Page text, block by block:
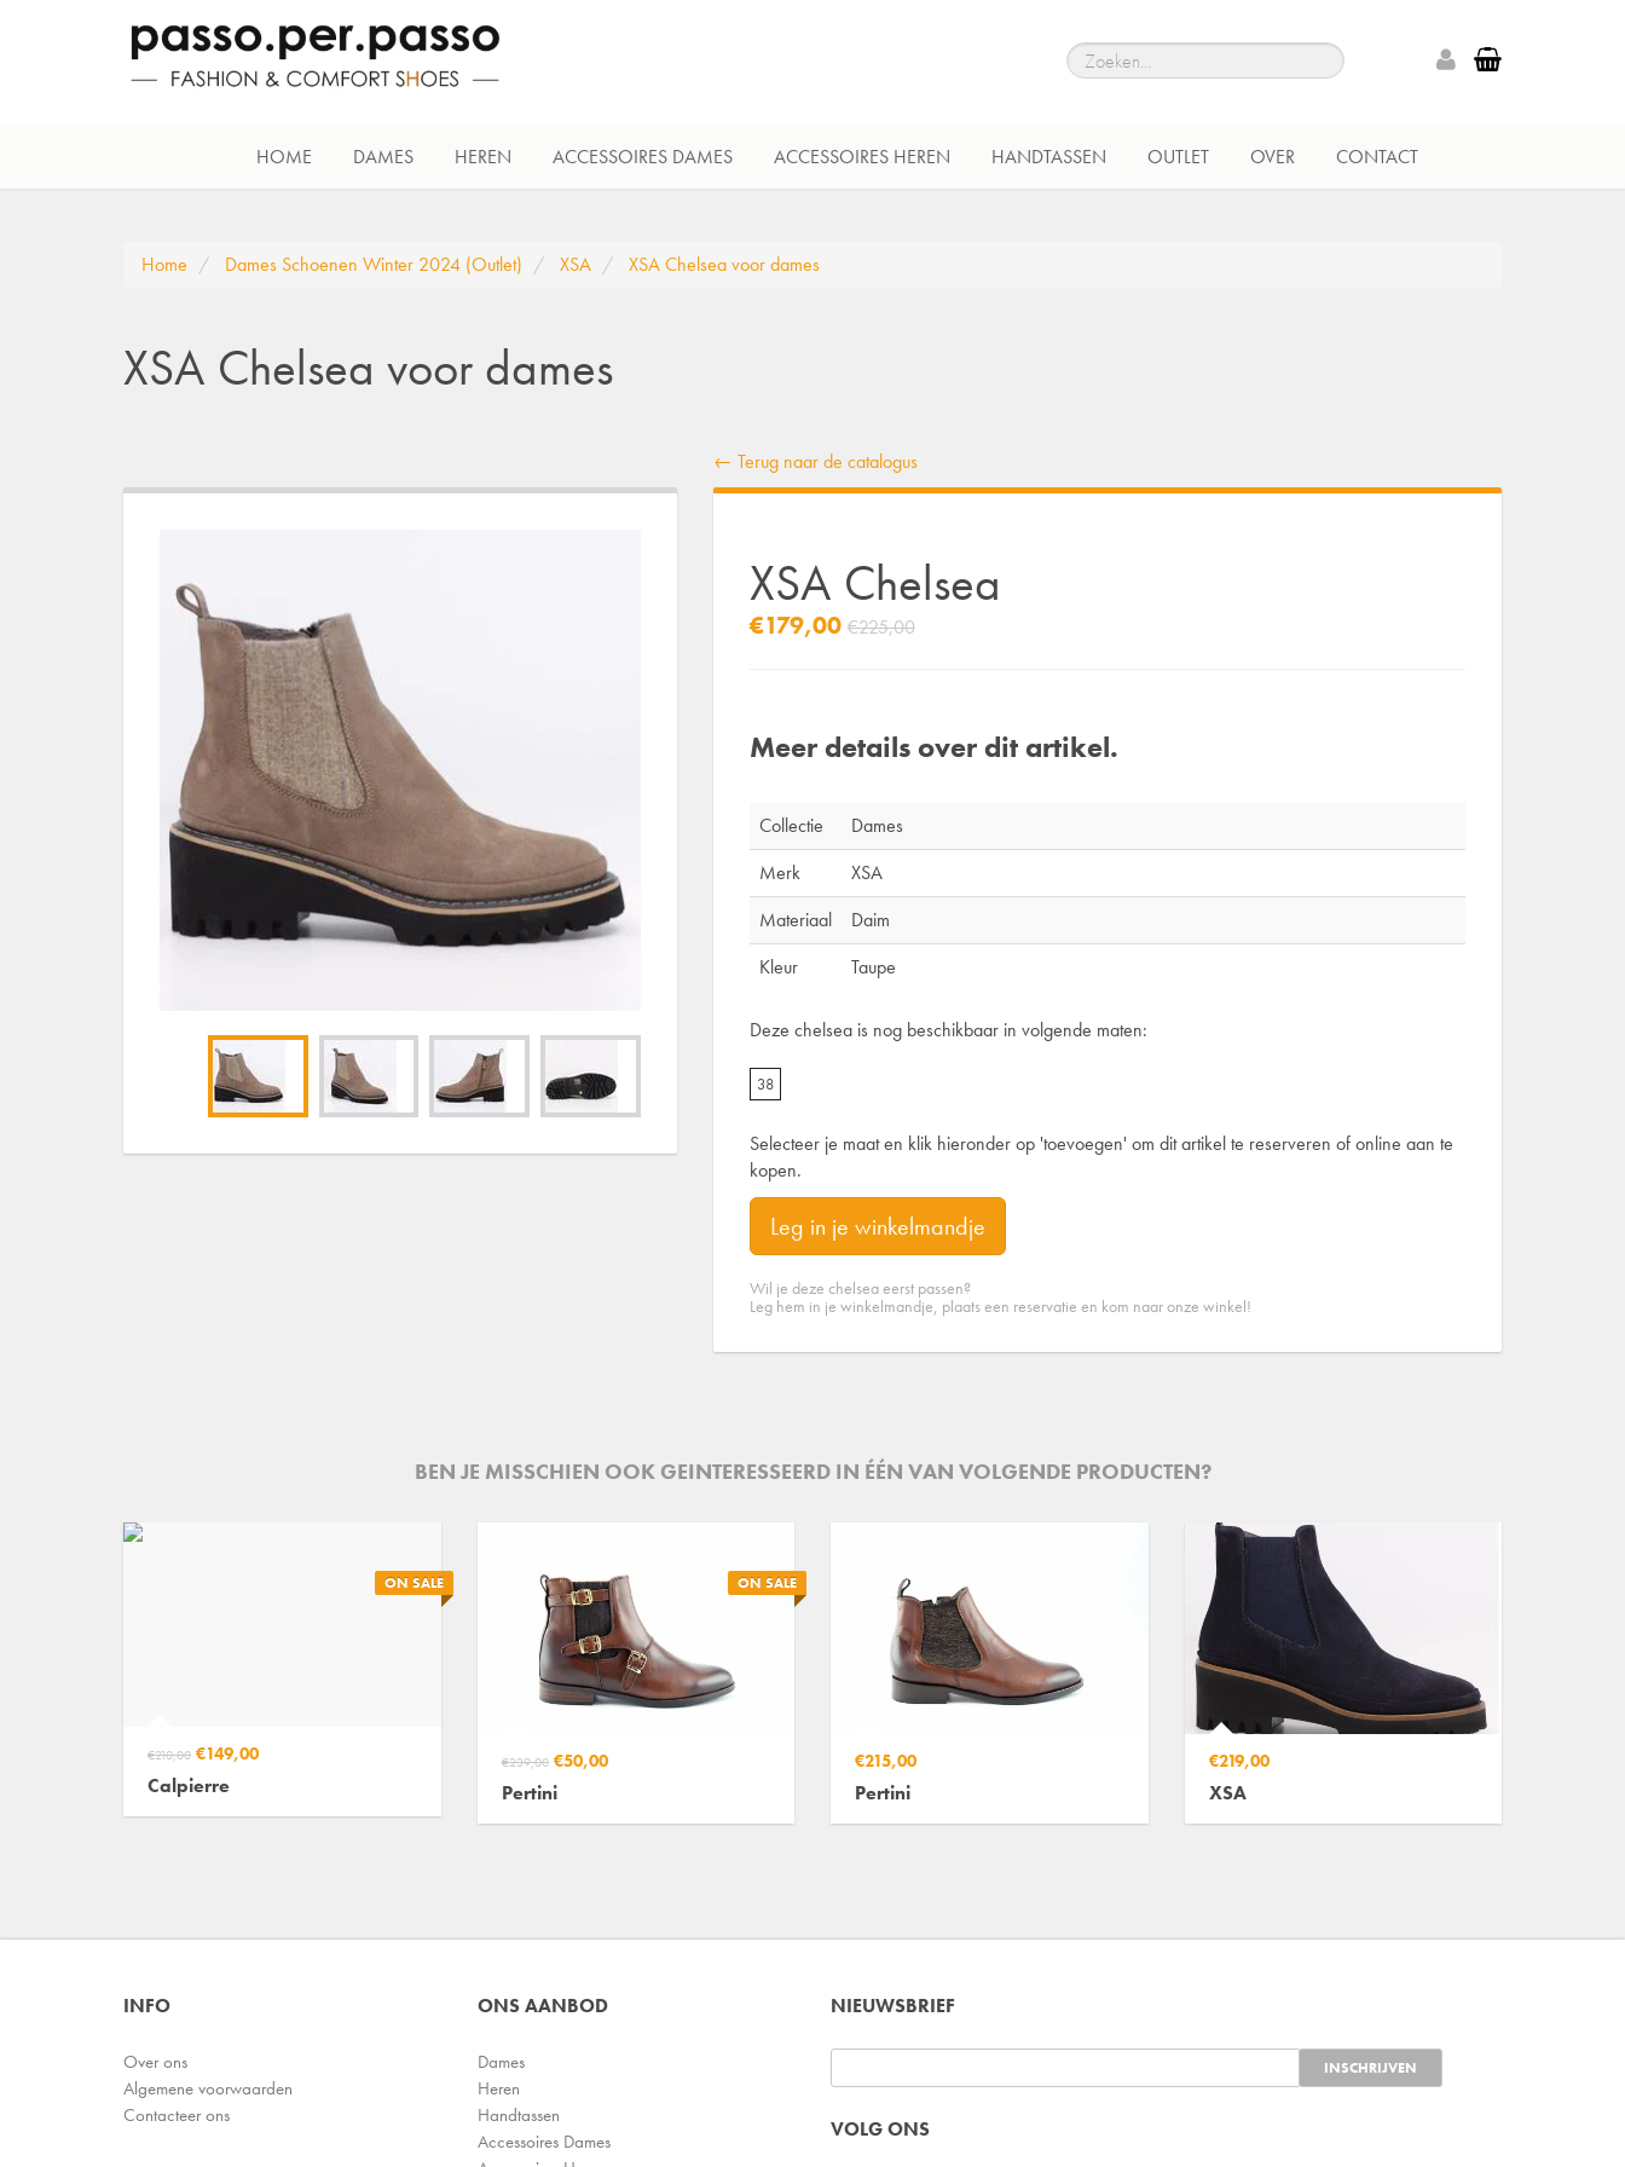
HOME DAMES HEREN ACCESSOIRES DAMES ACCESSOIRES HEREN HANDTASSEN OUTLET OVER CONTACT
Home Dames Schoenen Winter 2024 (Outlet) XSA XSA Chelsea voor dames
XSA Chelsea voor dames
← Terug naar de catalogus
XSA Chelsea
€179,00€225,00
Meer details over dit artikel.
Collectie
Dames
Merk
XSA
Materiaal
Daim
Kleur
Taupe
Deze chelsea is nog beschikbaar in volgende maten:
38
Selecteer je maat en klik hieronder op 'toevoegen' om dit artikel te reserveren of online aan te
kopen.
Leg in je winkelmandje
Wil je deze chelsea eerst passen?
Leg hem in je winkelmandje, plaats een reservatie en kom naar onze winkel!
BEN JE MISSCHIEN OOK GEINTERESSEERD IN ÉÉN VAN VOLGENDE PRODUCTEN?
ON SALE
€210,00 €149,00
Calpierre
ON SALE
€239,00 €50,00
Pertini
€215,00
Pertini
€219,00
XSA
INFO
Over ons
Algemene voorwaarden
Contacteer ons
ONS AANBOD
Dames
Heren
Handtassen
Accessoires Dames
NIEUWSBRIEF
VOLG ONS